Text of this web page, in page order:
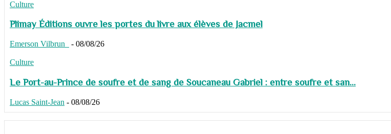
Culture
Plimay Éditions ouvre les portes du livre aux élèves de Jacmel
Emerson Vilbrun - 08/08/26
Culture
Le Port-au-Prince de soufre et de sang de Soucaneau Gabriel : entre soufre et san...
Lucas Saint-Jean - 08/08/26